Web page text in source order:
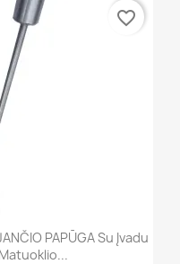
PAPŪGA Su Įvadu
favorite_border